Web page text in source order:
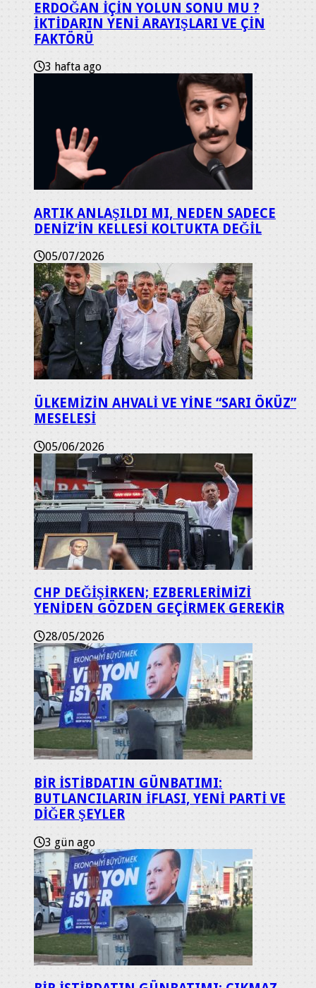
ERDOĞAN İÇİN YOLUN SONU MU ?
İKTİDARIN YENİ ARAYIŞLARI VE ÇİN
FAKTÖRÜ
3 hafta ago
ARTIK ANLAŞILDI MI, NEDEN SADECE
DENİZ’İN KELLESİ KOLTUKTA DEĞİL
05/07/2026
ÜLKEMİZİN AHVALİ VE YİNE “SARI ÖKÜZ”
MESELESİ
05/06/2026
CHP DEĞİŞİRKEN; EZBERLERİMİZİ
YENİDEN GÖZDEN GEÇİRMEK GEREKİR
28/05/2026
BİR İSTİBDATIN GÜNBATIMI:
BUTLANCILARIN İFLASI, YENİ PARTİ VE
DİĞER ŞEYLER
3 gün ago